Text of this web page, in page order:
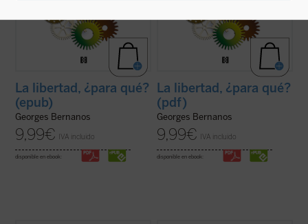
La libertad, ¿para qué?
(epub)
Georges Bernanos
9,99€ IVA incluido
disponible en ebook:
La libertad, ¿para qué?
(pdf)
Georges Bernanos
9,99€ IVA incluido
disponible en ebook: